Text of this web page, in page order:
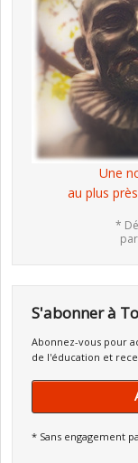
Une
au plus
*
S'abonner à
Abonnez-vous pour
de l'éducation et
* Sans engagement